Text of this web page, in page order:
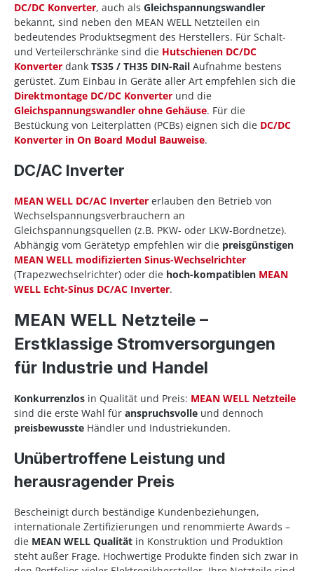
DC/DC Konverter, auch als Gleichspannungswandler
bekannt, sind neben den MEAN WELL Netzteilen ein
bedeutendes Produktsegment des Herstellers. Für Schalt-
und Verteilerschränke sind die Hutschienen DC/DC
Konverter dank TS35 / TH35 DIN-Rail Aufnahme bestens
gerüstet. Zum Einbau in Geräte aller Art empfehlen sich die
Direktmontage DC/DC Konverter und die
Gleichspannungswandler ohne Gehäuse. Für die
Bestückung von Leiterplatten (PCBs) eignen sich die DC/DC
Konverter in On Board Modul Bauweise.
DC/AC Inverter
MEAN WELL DC/AC Inverter erlauben den Betrieb von
Wechselspannungsverbrauchern an
Gleichspannungsquellen (z.B. PKW- oder LKW-Bordnetze).
Abhängig vom Gerätetyp empfehlen wir die preisgünstigen
MEAN WELL modifizierten Sinus-Wechselrichter
(Trapezwechselrichter) oder die hoch-kompatiblen MEAN
WELL Echt-Sinus DC/AC Inverter.
MEAN WELL Netzteile –
Erstklassige Stromversorgungen
für Industrie und Handel
Konkurrenzlos in Qualität und Preis: MEAN WELL Netzteile
sind die erste Wahl für anspruchsvolle und dennoch
preisbewusste Händler und Industriekunden.
Unübertroffene Leistung und
herausragender Preis
Bescheinigt durch beständige Kundenbeziehungen,
internationale Zertifizierungen und renommierte Awards –
die MEAN WELL Qualität in Konstruktion und Produktion
steht außer Frage. Hochwertige Produkte finden sich zwar in